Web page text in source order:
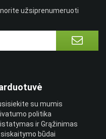
su mumis
politika
ir Grąžinimas
būdai
užsiprenumeruoti